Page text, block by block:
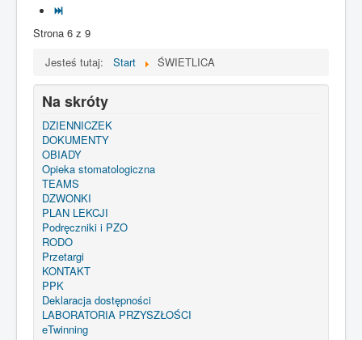
Strona 6 z 9
Jesteś tutaj:
Start ŚWIETLICA
Na skróty
DZIENNICZEK
DOKUMENTY
OBIADY
Opieka stomatologiczna
TEAMS
DZWONKI
PLAN LEKCJI
Podręczniki i PZO
RODO
Przetargi
KONTAKT
PPK
Deklaracja dostępności
LABORATORIA PRZYSZŁOŚCI
eTwinning